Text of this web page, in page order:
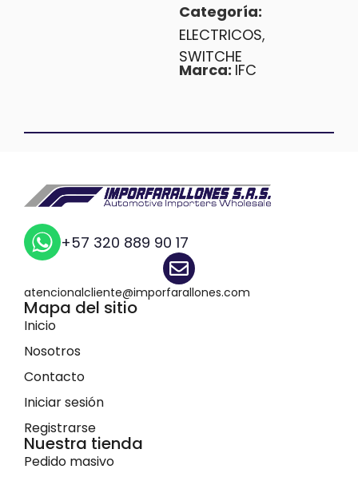
Categoría:
ELECTRICOS,
SWITCHE
Marca: IFC
+57 320 889 90 17
atencionalcliente@imporfarallones.com
Mapa del sitio
Inicio
Nosotros
Contacto
Iniciar sesión
Registrarse
Nuestra tienda
Pedido masivo